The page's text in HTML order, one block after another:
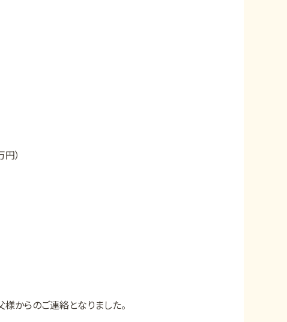
）
からのご連絡となりました。